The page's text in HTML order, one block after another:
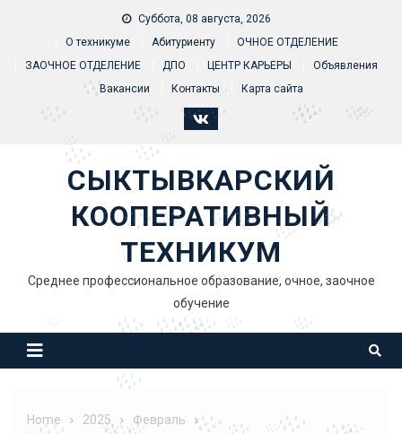
Суббота, 08 августа, 2026
О техникуме
Абитуриенту
ОЧНОЕ ОТДЕЛЕНИЕ
ЗАОЧНОЕ ОТДЕЛЕНИЕ
ДПО ЦЕНТР КАРЬЕРЫ
Объявления
Вакансии
Контакты Карта сайта
СЫКТЫВКАРСКИЙ
КООПЕРАТИВНЫЙ
ТЕХНИКУМ
Среднее профессиональное образование, очное, заочное
обучение
Home 2025
Февраль